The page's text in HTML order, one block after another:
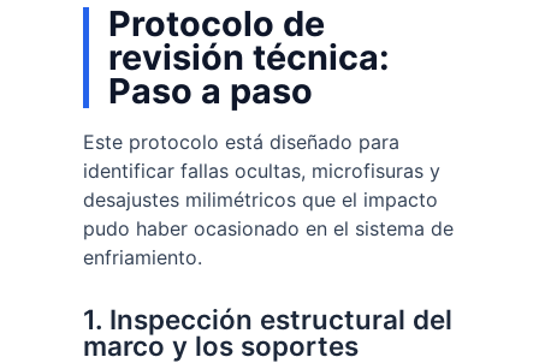
Protocolo de
revisión técnica:
Paso a paso
Este protocolo está diseñado para
identificar fallas ocultas, microfisuras y
desajustes milimétricos que el impacto
pudo haber ocasionado en el sistema de
enfriamiento.
1. Inspección estructural del
marco y los soportes